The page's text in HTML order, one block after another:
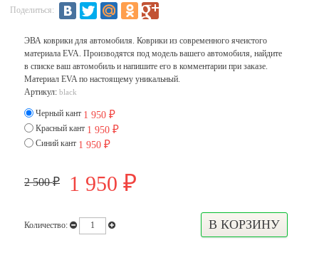
Поделиться:
ЭВА коврики для автомобиля. Коврики из современного ячеистого
материала EVA. Производятся под модель вашего автомобиля, найдите
в списке ваш автомобиль и напишите его в комментарии при заказе.
Материал EVA по настоящему уникальный.
Артикул: black
Черный кант 1 950 ₽
Красный кант 1 950 ₽
Синий кант 1 950 ₽
2 500₽ 1 950 ₽
Количество: